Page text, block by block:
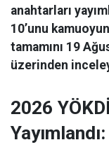
anahtarları
10’unu
tamamını 19
üzerinden
2026